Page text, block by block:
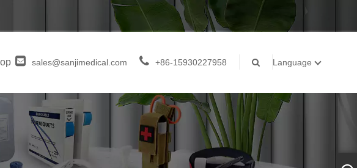
sales@sanjimedical.com +86-15930227958 Language